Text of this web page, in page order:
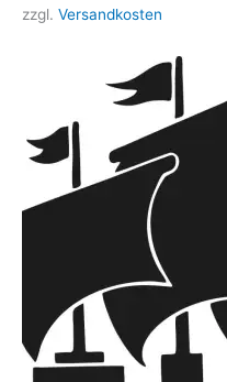
zzgl. Versandkosten